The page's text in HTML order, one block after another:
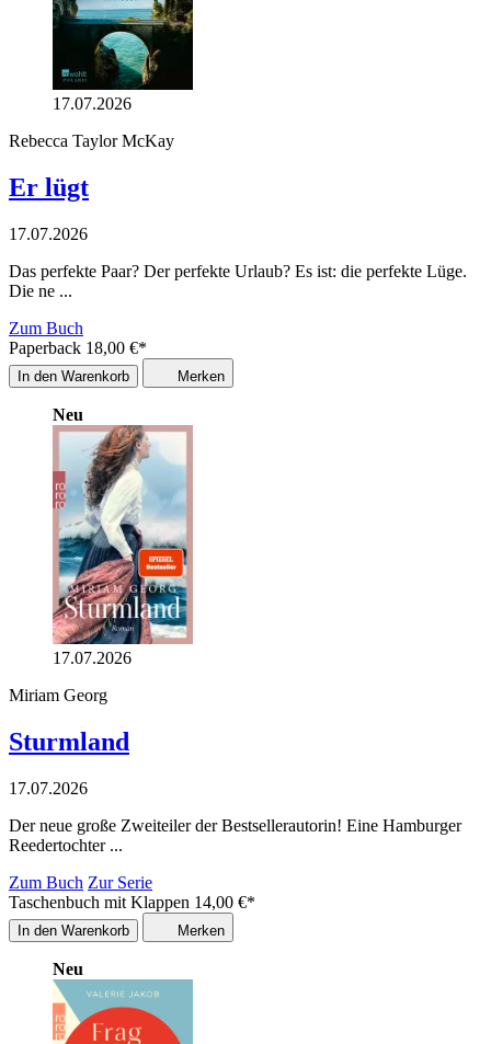
17.07.2026
Rebecca Taylor McKay
Er lügt
17.07.2026
Das perfekte Paar? Der perfekte Urlaub? Es ist: die perfekte Lüge.
Die ne ...
Zum Buch
Paperback 18,00 €*
In den Warenkorb Merken
Neu
17.07.2026
Miriam Georg
Sturmland
17.07.2026
Der neue große Zweiteiler der Bestsellerautorin! Eine Hamburger
Reedertochter ...
Zum Buch Zur Serie
Taschenbuch mit Klappen 14,00 €*
In den Warenkorb Merken
Neu